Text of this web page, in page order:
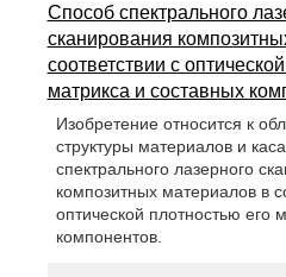
Способ спектрального
сканирования
соответствии с
матрикса и составных
Изобретение относится к
структуры материалов и
спектрального лазерного
композитных материалов в
оптической плотностью его
компонентов.